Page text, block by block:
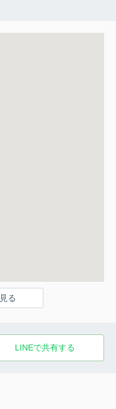
る
LINEで共有する